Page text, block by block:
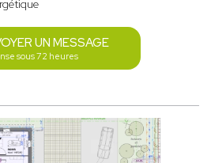
UN MESSAGE
sous 72 heures